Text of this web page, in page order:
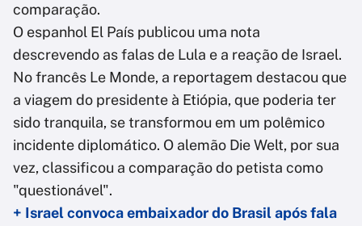
comparação.
O espanhol El País publicou uma nota
descrevendo as falas de Lula e a reação de Israel.
No francês Le Monde, a reportagem destacou que
a viagem do presidente à Etiópia, que poderia ter
sido tranquila, se transformou em um polêmico
incidente diplomático. O alemão Die Welt, por sua
vez, classificou a comparação do petista como
"questionável".
+ Israel convoca embaixador do Brasil após fala